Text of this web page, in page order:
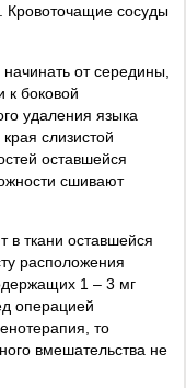
Кровоточащие сосуды
от середины,
к боковой
удаления языка
слизистой
оставшейся
сшивают
в ткани оставшейся
расположения
1 – 3 мг
операцией
то
вмешательства не